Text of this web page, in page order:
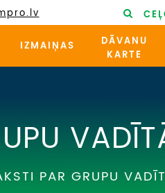
IZMAIŅAS
DĀVANU
KARTE
PAR GRUPU